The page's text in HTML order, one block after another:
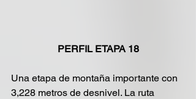
PERFIL ETAPA 18
Una etapa de montaña importante con
3,228 metros de desnivel. La ruta